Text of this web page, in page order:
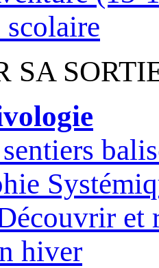
SA
et
hiver